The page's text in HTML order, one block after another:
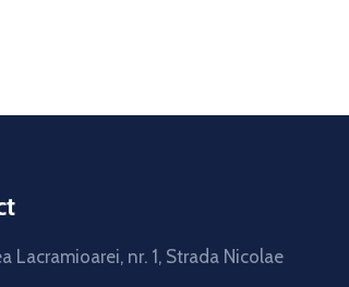
Lacramioarei, nr. 1, Strada Nicolae